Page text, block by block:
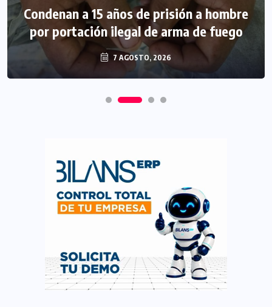
Condenan a 15 años de prisión a hombre
por portación ilegal de arma de fuego
7 AGOSTO, 2026